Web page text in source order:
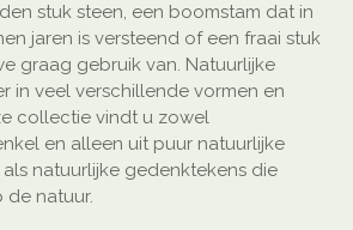
stuk steen, een boomstam dat in
jaren is versteend of een fraai stuk
graag gebruik van. Natuurlijke
in veel verschillende vormen en
collectie vindt u zowel
en alleen uit puur natuurlijke
natuurlijke gedenktekens die
de natuur.